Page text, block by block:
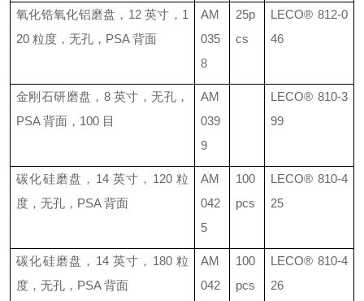
氧化锆氧化铝磨盘， 12英寸， 1
20 粒度，无孔， PSA背面
AM
035
8
25p
cs
LECO® 812-0
46
金刚石研磨盘， 8英寸，无孔，
PSA背面， 100 目
AM
039
9
LECO® 810-3
99
碳化硅磨盘， 14 英寸， 120粒
度，无孔， PSA背面
AM
042
5
100
pcs
LECO® 810-4
25
碳化硅磨盘， 14 英寸， 180粒
度，无孔， PSA背面
AM
042
100
pcs
LECO® 810-4
26